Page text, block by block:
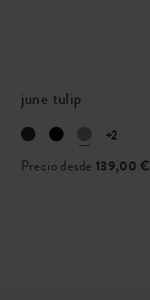
june tulip
+2
Precio desde 139,00 €